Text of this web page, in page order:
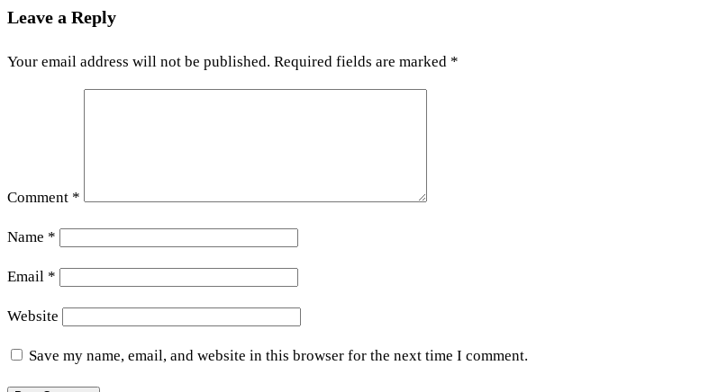
Leave a Reply
Your email address will not be published. Required fields are marked *
Comment *
Name *
Email *
Website
Save my name, email, and website in this browser for the next time I comment.